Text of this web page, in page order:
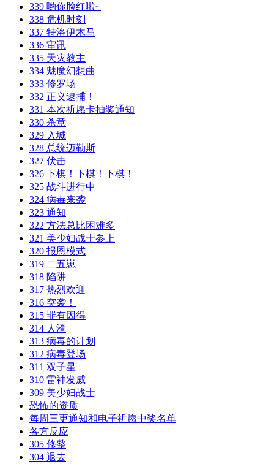
339 哟你脸红啦~
338 危机时刻
337 特洛伊木马
336 审讯
335 天灾教主
334 魅魔幻想曲
333 修罗场
332 正义逮捕！
331 本次祈愿卡抽奖通知
330 杀意
329 入城
328 总统迈勒斯
327 伏击
326 下棋！下棋！下棋！
325 战斗进行中
324 病毒来袭
323 通知
322 方法总比困难多
321 美少妇战士参上
320 报恩模式
319 二五崽
318 陷阱
317 热烈欢迎
316 突袭！
315 罪有因得
314 人渣
313 病毒的计划
312 病毒登场
311 双子星
310 雷神发威
309 美少妇战士
恐怖的资质
每周三更通知和电子祈愿中奖名单
各方反应
305 修整
304 退去